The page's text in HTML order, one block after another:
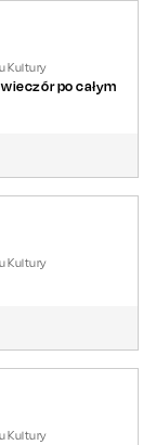
Kultury
po całym
Kultury
Kultury